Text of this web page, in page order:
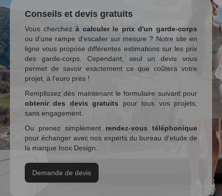
Conseils et devis gratuits
Vous cherchezà calculer le prix d'un garde-corps
ou d'une rampe d'escalier sur mesure ? Notre site en
ligne vous propose différentes estimations sur les prix
des garde-corps. Cependant, seul un devis vous
permet de savoir exactement ce que coûtera votre
projet, à l'euro près !
Remplissez dès maintenant le formulaire suivant pour
obtenir des devis gratuits pour tous vos projets,
sans engagement.
Ou prenez simplement rendez-vous téléphonique
pour échanger avec nos experts du bureau d'etude de
la marque Inox Design.
Demande de devis